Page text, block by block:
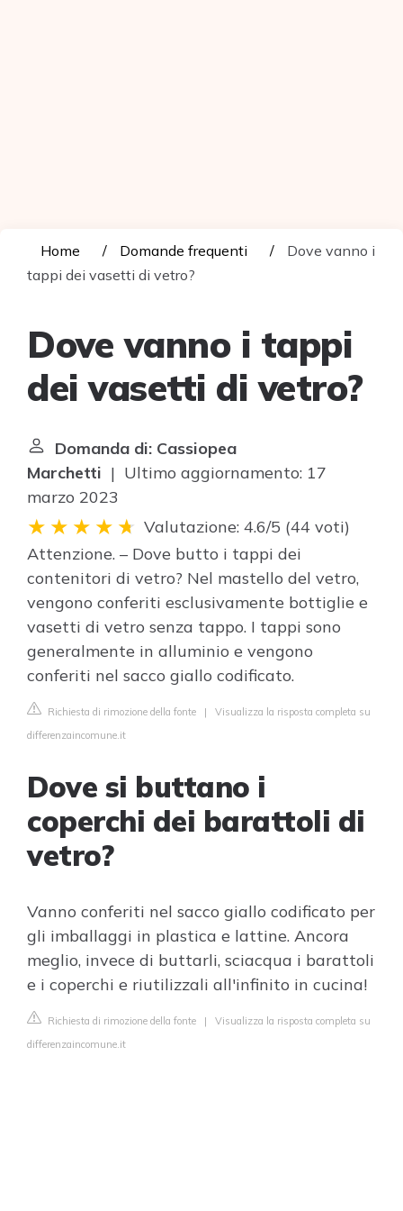
Home Domande frequenti
Dove vanno i
tappi dei vasetti di vetro?
Dove vanno i tappi
dei vasetti di vetro?
Domanda di: Cassiopea
Marchetti | Ultimo aggiornamento: 17
marzo 2023
Valutazione: 4.6/5 (44 voti)
Attenzione. – Dove butto i tappi dei
contenitori di vetro? Nel mastello del vetro,
vengono conferiti esclusivamente bottiglie e
vasetti di vetro senza tappo. I tappi sono
generalmente in alluminio e vengono
conferiti nel sacco giallo codificato.
Richiesta di rimozione della fonte | Visualizza la risposta completa su
differenzaincomune.it
Dove si buttano i
coperchi dei barattoli di
vetro?
Vanno conferiti nel sacco giallo codificato per
gli imballaggi in plastica e lattine. Ancora
meglio, invece di buttarli, sciacqua i barattoli
e i coperchi e riutilizzali all'infinito in cucina!
Richiesta di rimozione della fonte | Visualizza la risposta completa su
differenzaincomune.it